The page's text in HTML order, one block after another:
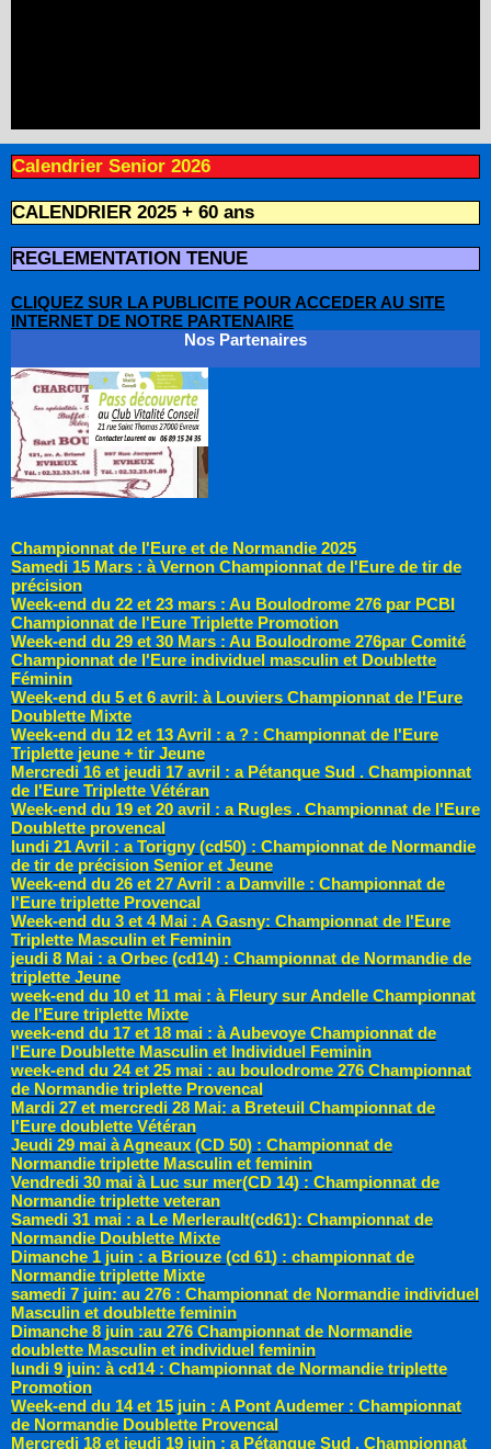
Calendrier Senior 2026
CALENDRIER 2025 + 60 ans
REGLEMENTATION TENUE
CLIQUEZ SUR LA PUBLICITE POUR ACCEDER AU SITE
INTERNET DE NOTRE PARTENAIRE
Nos Partenaires
Championnat de l'Eure et de Normandie 2025
Samedi 15 Mars : à Vernon Championnat de l'Eure de tir de
précision
Week-end du 22 et 23 mars : Au Boulodrome 276 par PCBI
Championnat de l'Eure Triplette Promotion
Week-end du 29 et 30 Mars : Au Boulodrome 276par Comité
Championnat de l'Eure individuel masculin et Doublette
Féminin
Week-end du 5 et 6 avril: à Louviers Championnat de l'Eure
Doublette Mixte
Week-end du 12 et 13 Avril : a ? : Championnat de l'Eure
Triplette jeune + tir Jeune
Mercredi 16 et jeudi 17 avril : a Pétanque Sud . Championnat
de l'Eure Triplette Vétéran
Week-end du 19 et 20 avril : a Rugles . Championnat de l'Eure
Doublette provencal
lundi 21 Avril : a Torigny (cd50) : Championnat de Normandie
de tir de précision Senior et Jeune
Week-end du 26 et 27 Avril : a Damville : Championnat de
l'Eure triplette Provencal
Week-end du 3 et 4 Mai : A Gasny: Championnat de l'Eure
Triplette Masculin et Feminin
jeudi 8 Mai : a Orbec (cd14) : Championnat de Normandie de
triplette Jeune
week-end du 10 et 11 mai : à Fleury sur Andelle Championnat
de l'Eure triplette Mixte
week-end du 17 et 18 mai : à Aubevoye Championnat de
l'Eure Doublette Masculin et Individuel Feminin
week-end du 24 et 25 mai : au boulodrome 276 Championnat
de Normandie triplette Provencal
Mardi 27 et mercredi 28 Mai: a Breteuil Championnat de
l'Eure doublette Vétéran
Jeudi 29 mai à Agneaux (CD 50) : Championnat de
Normandie triplette Masculin et feminin
Vendredi 30 mai à Luc sur mer(CD 14) : Championnat de
Normandie triplette veteran
Samedi 31 mai : a Le Merlerault(cd61): Championnat de
Normandie Doublette Mixte
Dimanche 1 juin : a Briouze (cd 61) : championnat de
Normandie triplette Mixte
samedi 7 juin: au 276 : Championnat de Normandie individuel
Masculin et doublette feminin
Dimanche 8 juin :au 276 Championnat de Normandie
doublette Masculin et individuel feminin
lundi 9 juin: à cd14 : Championnat de Normandie triplette
Promotion
Week-end du 14 et 15 juin : A Pont Audemer : Championnat
de Normandie Doublette Provencal
Mercredi 18 et jeudi 19 juin : a Pétanque Sud . Championnat